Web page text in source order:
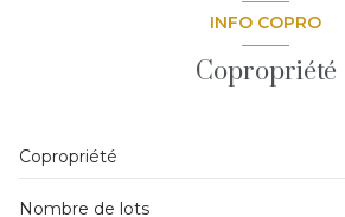
entrée
INFO COPRO
Copropriété
Copropriété
Nombre de lots